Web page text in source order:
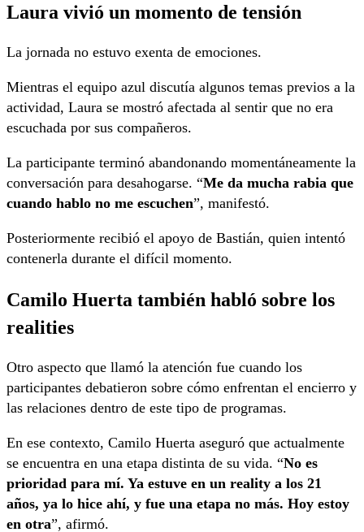
Laura vivió un momento de tensión
La jornada no estuvo exenta de emociones.
Mientras el equipo azul discutía algunos temas previos a la
actividad, Laura se mostró afectada al sentir que no era
escuchada por sus compañeros.
La participante terminó abandonando momentáneamente la
conversación para desahogarse. “Me da mucha rabia que
cuando hablo no me escuchen”, manifestó.
Posteriormente recibió el apoyo de Bastián, quien intentó
contenerla durante el difícil momento.
Camilo Huerta también habló sobre los
realities
Otro aspecto que llamó la atención fue cuando los
participantes debatieron sobre cómo enfrentan el encierro y
las relaciones dentro de este tipo de programas.
En ese contexto, Camilo Huerta aseguró que actualmente
se encuentra en una etapa distinta de su vida. “No es
prioridad para mí. Ya estuve en un reality a los 21
años, ya lo hice ahí, y fue una etapa no más. Hoy estoy
en otra”, afirmó.